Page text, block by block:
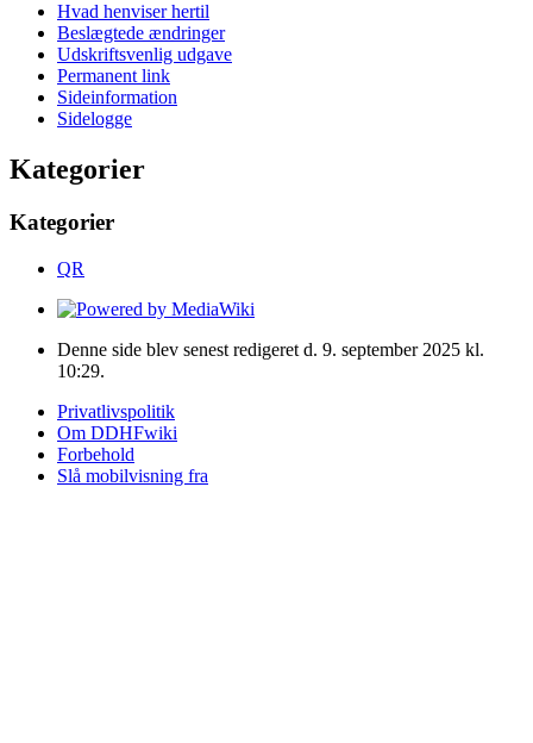
Hvad henviser hertil
Beslægtede ændringer
Udskriftsvenlig udgave
Permanent link
Sideinformation
Sidelogge
Kategorier
Kategorier
QR
Denne side blev senest redigeret d. 9. september 2025 kl.
10:29.
Privatlivspolitik
Om DDHFwiki
Forbehold
Slå mobilvisning fra